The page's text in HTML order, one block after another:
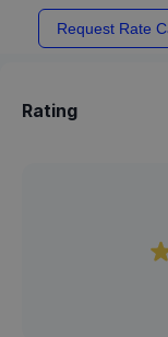
Request Rate
Rating